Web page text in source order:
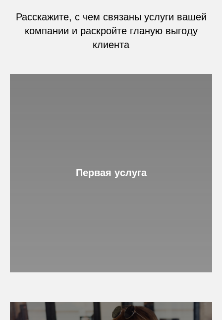
Расскажите, с чем связаны услуги вашей
компании и раскройте гланую выгоду
клиента
Первая услуга